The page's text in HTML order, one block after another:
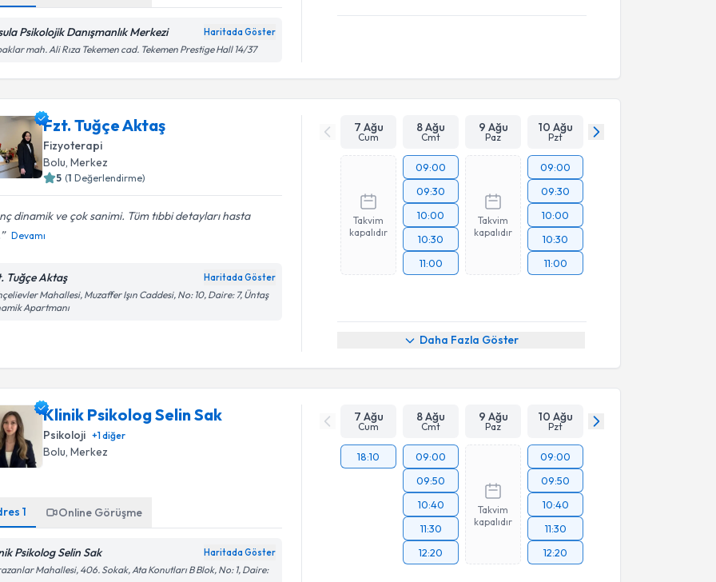
Psikolojik Danışmanlık Merkezi Haritada Göster
mah. Ali Rıza Tekemen cad. Tekemen Prestige Hall 14/37
Fzt. Tuğçe Aktaş
Fizyoterapi
Bolu,Merkez
5 (1 Değerlendirme)
dinamik ve çok sanimi. Tüm tıbbi detayları hasta
Devamı
Tuğçe Aktaş Haritada Göster
Mahallesi, Muzaffer Işın Caddesi, No: 10, Daire: 7, Üntaş
Apartmanı
7 Ağu
Cum
8 Ağu
Cmt
9 Ağu
Paz
10 Ağu
Pzt
Takvim
kapalıdır
09:00
09:30
10:00
10:30
11:00
Takvim
kapalıdır
09:00
09:30
10:00
10:30
11:00
Daha Fazla Göster
Klinik Psikolog Selin Sak
Psikoloji +1diğer
Bolu ,Merkez
1 Online Görüşme
Psikolog Selin Sak Haritada Göster
Mahallesi, 406. Sokak, Ata Konutları B Blok, No: 1, Daire:
7 Ağu
Cum
8 Ağu
Cmt
9 Ağu
Paz
10 Ağu
Pzt
18:10
09:00
09:50
10:40
11:30
12:20
Takvim
kapalıdır
09:00
09:50
10:40
11:30
12:20